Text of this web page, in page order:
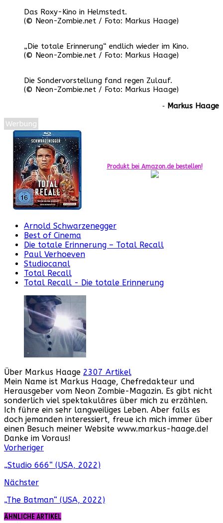
Das Roxy-Kino in Helmstedt.
(© Neon-Zombie.net / Foto: Markus Haage)
„Die totale Erinnerung“ endlich wieder im Kino.
(© Neon-Zombie.net / Foto: Markus Haage)
Die Sondervorstellung fand regen Zulauf.
(© Neon-Zombie.net / Foto: Markus Haage)
‐ Markus Haage
Werbung
Produkt bei Amazon.de bestellen!
Arnold Schwarzenegger
Best of Cinema
Die totale Erinnerung – Total Recall
Paul Verhoeven
Studiocanal
Total Recall
Total Recall - Die totale Erinnerung
Über Markus Haage 2307 Artikel
Mein Name ist Markus Haage, Chefredakteur und
Herausgeber vom Neon Zombie-Magazin. Es gibt nicht
sonderlich viel spektakuläres über mich zu erzählen.
Ich führe ein sehr langweiliges Leben. Aber falls es
doch jemanden interessiert, freue ich mich immer über
einen Besuch meiner Website www.markus-haage.de!
Danke im Voraus!
Webseite
Facebook
Instagram
YouTube
Vorheriger
„Studio 666“ (USA, 2022)
Nächster
„The Batman“ (USA, 2022)
ÄHNLICHE ARTIKEL